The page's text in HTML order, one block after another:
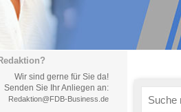
Wir sind gerne für Sie da!
Senden Sie Ihr Anliegen an:
Redaktion@FDB-Business.de